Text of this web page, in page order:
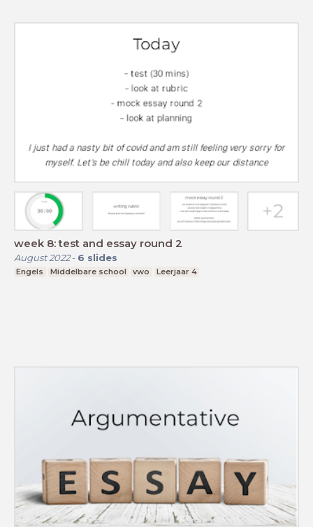
week 8: test and essay round 2
August 2022- 6 slides
Engels Middelbare school vwo Leerjaar 4